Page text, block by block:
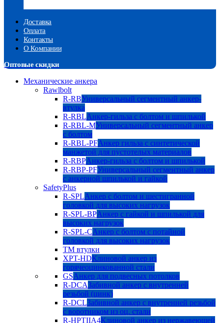
Доставка
Оплата
Контакты
О Компании
Оптовые скидки
Механические анкера
Rawlbolt
R-RBУниверсальный сегментный анкер-
втулка
R-RBLАнкер-гильза с болтом и шпилькой
R-RBL-MУниверсальный сегментный анкер
с болтом
R-RBL-PFАнкер гильза с синтетической
манжетой для пустотелых материалов
R-RBPАнкер-гильза с болтом и шпилькой
R-RBP-PFУниверсальный сегментный анкер
с анкерной шпилькой и гайкой
SafetyPlus
R-SPLАнкер с болтом и шестигранной
головкой для высоких нагрузок
R-SPL-BPАнкер с гайкой и шпилькой для
высоких нагрузок
R-SPL-CАнкер с болтом с потайной
головкой для высоких нагрузок
TM втулки
XPT-HDКлиновой анкер из
горячеоцинкованной стали
GSАнкер для подвесных потолков
R-DCAЗабивной анкер с внутренней
резьбой (цинк)
R-DCLЗабивной анкер с внутренней резьбой
с воротником из оц. стали
R-HPTIIA4Клиновой анкер из нержавеющей